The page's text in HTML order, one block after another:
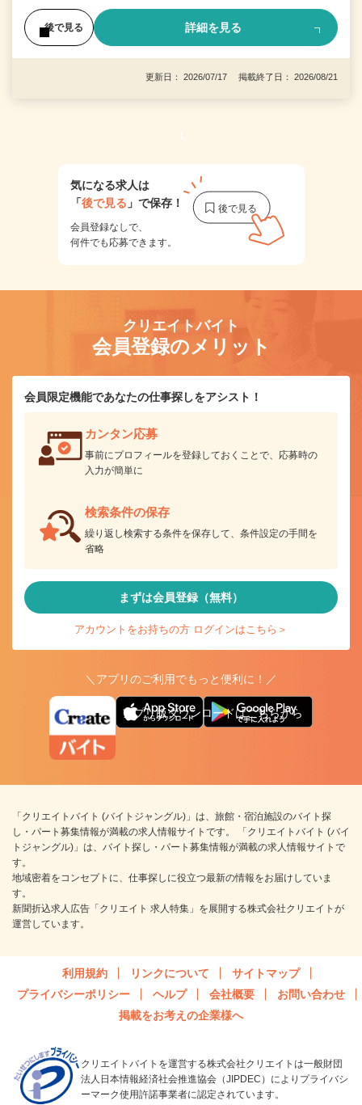
後で見る 詳細を見る
更新日： 2026/07/17 掲載終了日： 2026/08/21
1
気になる求人は
「後で見る 」で保存！
会員登録なしで、
何件でも応募できます。
クリエイトバイト
会員登録のメリット
会員限定機能であなたの仕事探しをアシスト！
カンタン応募
事前にプロフィールを登録しておくことで、応募時の
入力が簡単に
検索条件の保存
繰り返し検索する条件を保存して、条件設定の手間を
省略
まずは会員登録（無料）
アカウントをお持ちの方 ログインはこちら＞
＼アプリのご利用でもっと便利に！／
アプリ版ダウンロードはこちらから
「クリエイトバイト (バイトジャングル)」は、旅館・宿泊施設のバイト探
し・パート募集情報が満載の求人情報サイトです。 「クリエイトバイト (バイ
トジャングル)」は、バイト探し・パート募集情報が満載の求人情報サイトで
す。
地域密着をコンセプトに、仕事探しに役立つ最新の情報をお届けしていま
す。
新聞折込求人広告「クリエイト 求人特集」を展開する株式会社クリエイトが
運営しています。
利用規約 リンクについて
サイトマップ
プライバシーポリシー
ヘルプ 会社概要
お問い合わせ
掲載をお考えの企業様へ
クリエイトバイトを運営する株式会社クリエイトは一般財団
法人日本情報経済社会推進協会（JIPDEC）によりプライバシ
ーマーク使用許諾事業者に認定されています。